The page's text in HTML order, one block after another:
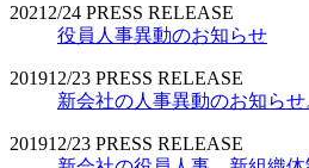
2021 2/24 PRESS RELEASE
役員人事異動のお知らせ
201912/23 PRESS RELEASE
新会社の人事異動のお知らせ
201912/23 PRESS RELEASE